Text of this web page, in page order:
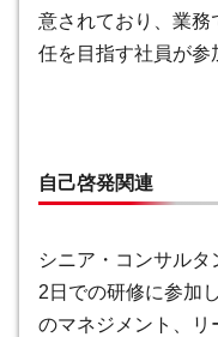
意されており、業務
任を目指す社員が参
自己啓発関連
シニア・コンサル
2日での研修に参加
のマネジメント、リ